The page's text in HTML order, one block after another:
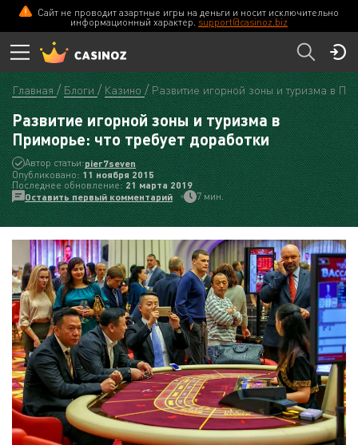
Сайт не проводит азартные игры на деньги и носит исключительно
информационный характер. support@casinoz.biz
Главная Блоги Казино Развитие игорной зоны и туризма в
Развитие игорной зоны и туризма в
Приморье: что требует доработки
Автор статьи:pier7seven
Опубликовано: 11 ноября 2015
Последнее обновление:21 мартa 2019
Оставить первый комментарий
7 мин.